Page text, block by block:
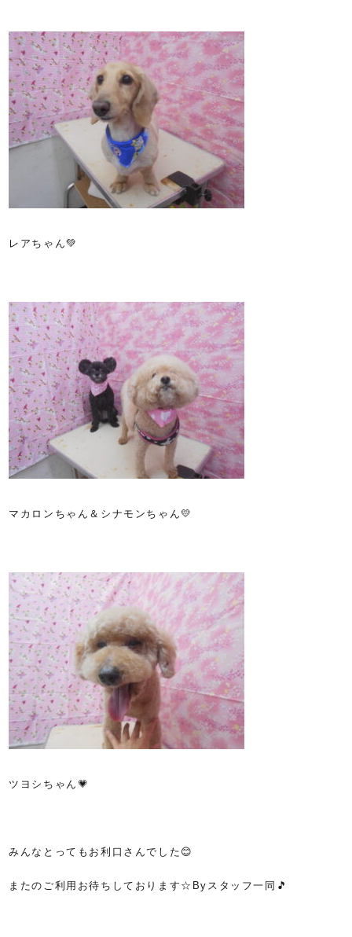
レアちゃん💚
マカロンちゃん＆シナモンちゃん💛
ツヨシちゃん💗
みんなとってもお利口さんでした😊
またのご利用お待ちしております☆Byスタッフ一同🎵